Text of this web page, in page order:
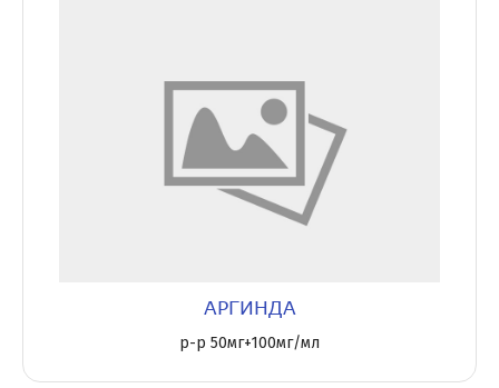
АРГИНДА
р-р 50мг+100мг/мл